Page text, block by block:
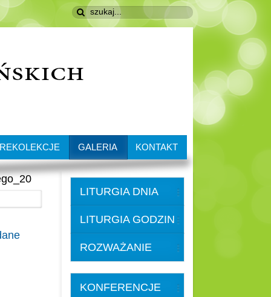
GALERIA KONTAKT
LITURGIA DNIA
LITURGIA GODZIN
ROZWAŻANIE
KONFERENCJE